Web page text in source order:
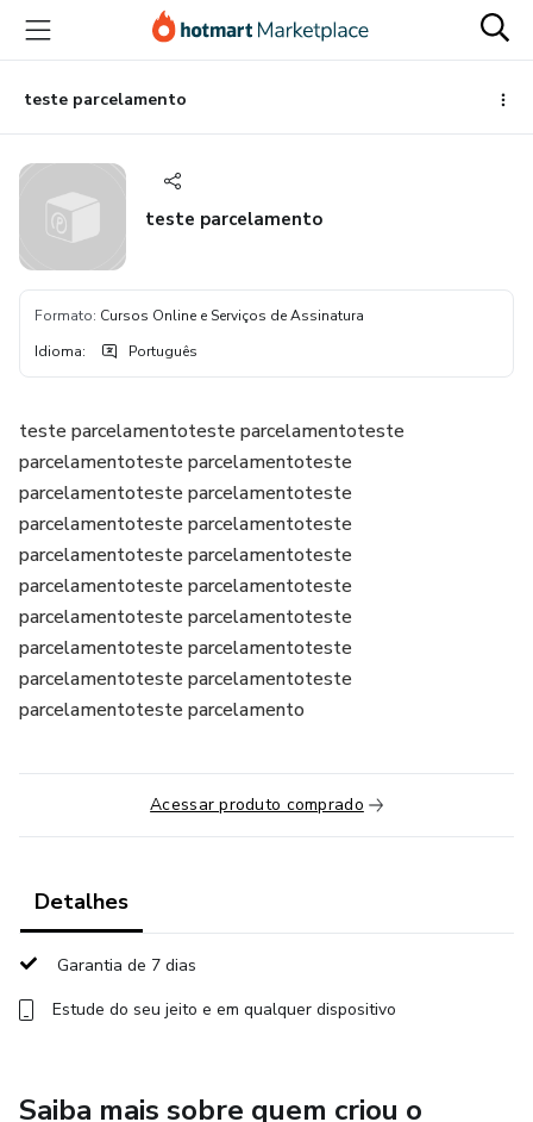
para
conteúdo
principal
para
pagamento
para
rodapé
teste parcelamento
teste parcelamento
Formato: Cursos Online e Serviços de Assinatura
Idioma: Português
teste parcelamentoteste parcelamentoteste
parcelamentoteste parcelamentoteste
parcelamentoteste parcelamentoteste
parcelamentoteste parcelamentoteste
parcelamentoteste parcelamentoteste
parcelamentoteste parcelamentoteste
parcelamentoteste parcelamentoteste
parcelamentoteste parcelamentoteste
parcelamentoteste parcelamentoteste
parcelamentoteste parcelamento
Acessar produto comprado
Detalhes
Garantia de 7 dias
Estude do seu jeito e em qualquer dispositivo
Saiba mais sobre quem criou o